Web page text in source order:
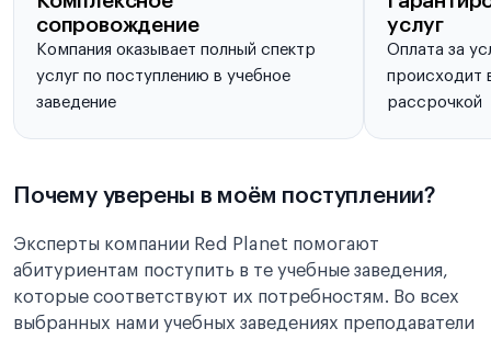
сопровождение
Компания оказывает полный спектр
услуг по поступлению в учебное
заведение
услуг
Оплата за
происходит
рассрочкой
Почему уверены в моём поступлении?
Эксперты компании Red Planet помогают
абитуриентам поступить в те учебные заведения,
которые соответствуют их потребностям. Во всех
выбранных нами учебных заведениях преподаватели